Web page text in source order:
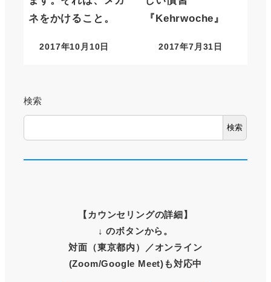
ネをかけること。
2017年10月10日
『Kehrwoche』
2017年7月31日
検索
検索
【 カウンセリングの詳細】
↓ のボタンから。
対面（東京都内）
／オンライン
(Zoom/Google Meet)も対応中